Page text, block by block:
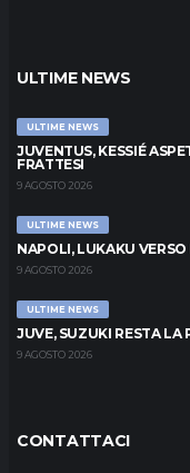
ULTIME NEWS
ULTIME NEWS
JUVENTUS, KESSIÉ
FRATTESI
9 AGOSTO 2026
ULTIME NEWS
NAPOLI, LUKAKU VERSO
9 AGOSTO 2026
ULTIME NEWS
JUVE, SUZUKI RESTA LA
9 AGOSTO 2026
CONTATTACI